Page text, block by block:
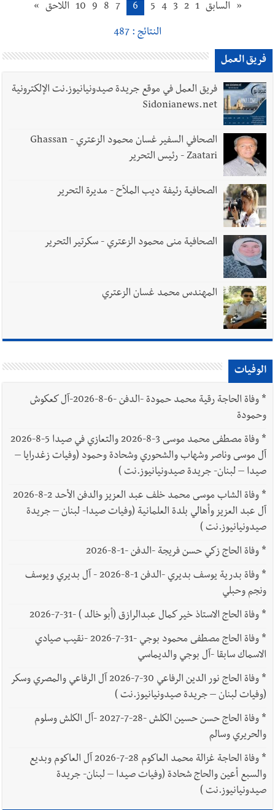
« السابق 1
2
3
4
5
6
7
8
9
10 اللاحق »
النتائج : 487
فريق العمل
فريق العمل في موقع جريدة صيدونيانيوز.نت الإلكترونية
Sidonianews.net
الصحافي السفير غسان محمود الزعتري - Ghassan
Zaatari - رئيس التحرير
الصحافية رئيفة ديب الملاّح - مديرة التحرير
الصحافية منى محمود الزعتري - سكرتير التحرير
المهندس محمد غسان الزعتري
الوفيات
*
وفاة الحاجة رقية محمد حمودة -الدفن -6-8-2026-آل كعكوش
وحمودة
*
وفاة مصطفى محمد موسى 3-8-2026 والتعازي في صيدا 5-8-2026
آل موسى وناصر وشهاب والشحوري وشحادة وحمود (وفيات زغدرايا –
صيدا – لبنان- جريدة صيدونيانيوز.نت )
*
وفاة الشاب موسى محمد خلف عبد العزيز والدفن الأحد 2-8-2026
آل عبد العزيز وأهالي بلدة العلمانية (وفيات صيدا- لبنان – جريدة
صيدونيانيوز.نت )
*وفاة الحاج زكي حسن فريجة -الدفن -1-8-2026
*
وفاة بدرية يوسف بديري -الدفن 1-8-2026 - آل بديري ويوسف
ونجم وحبلي
*وفاة الحاج الاستاذ خير كمال عبدالرازق (أبو خالد ) -31-7-2026
*
وفاة الحاج مصطفى محمود بوجي -31-7-2026 -نقيب صيادي
الاسماك سابقا -آل بوجي والديماسي
*
وفاة الحاج نور الدين الرفاعي 30-7-2026 آل الرفاعي والمصري وسكر
(وفيات لبنان – جريدة صيدونيانيوز.نت )
*
وفاة الحاج حسن حسين الكلش -28-7-2027 -آل الكلش وسلوم
والحريري وسالم
*
وفاة الحاجة غزالة محمد العاكوم 28-7-2026 آل العاكوم وبديع
والسبع أعين والحاج شحادة (وفيات صيدا – لبنان- جريدة
صيدونيانيوز.نت )